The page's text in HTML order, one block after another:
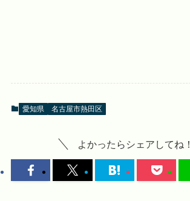
愛知県 名古屋市熱田区
よかったらシェアしてね！